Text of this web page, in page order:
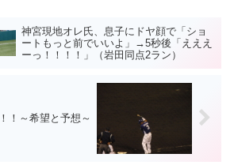
神宮現地オレ氏、息子にドヤ顔で「ショ
ートもっと前でいいよ」→5秒後「えええ
ーっ！！！！」（岩田同点2ラン）
！～希望と予想～